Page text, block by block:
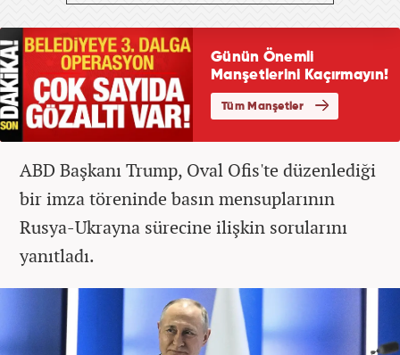
ABD Başkanı Trump, Oval Ofis'te düzenlediği
bir imza töreninde basın mensuplarının
Rusya-Ukrayna sürecine ilişkin sorularını
yanıtladı.